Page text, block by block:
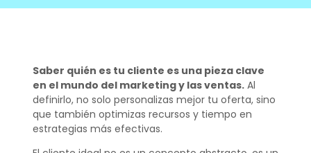
Saber quién es tu cliente es una pieza clave
en el mundo del marketing y las ventas.Al
definirlo, no solo personalizas mejor tu oferta, sino
que también optimizas recursos y tiempo en
estrategias más efectivas.